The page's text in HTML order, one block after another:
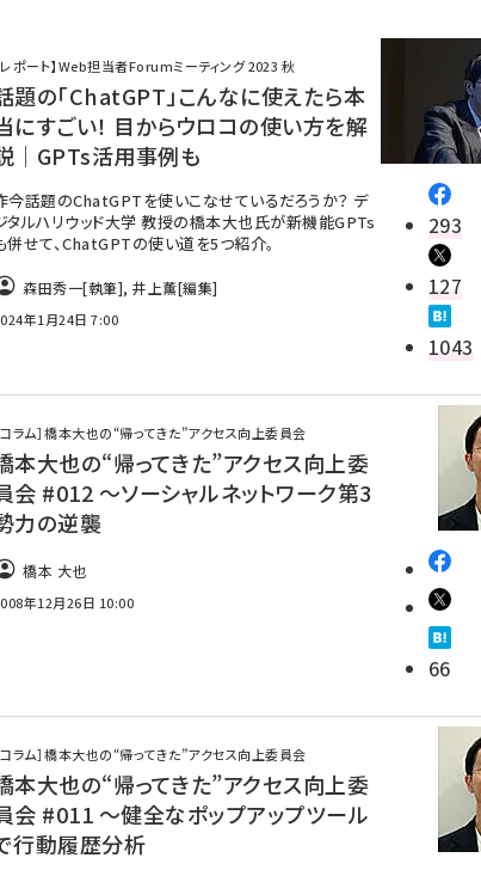
レポート】Web担当者Forumミーティング 2023 秋
題の「ChatGPT」こんなに使えたら本
にすごい！ 目からウロコの使い方を解
｜GPTs活用事例も
今話題のChatGPTを使いこなせているだろうか？ デ
タルハリウッド大学 教授の橋本大也氏が新機能GPTs
併せて、ChatGPTの使い道を5つ紹介。
森田秀一[執筆],井上薫[編集]
年1月24日 7:00
293
127
1043
コラム］橋本大也の“帰ってきた”アクセス向上委員会
本大也の“帰ってきた”アクセス向上委
会 #012 〜ソーシャルネットワーク第3
力の逆襲
橋本 大也
年12月26日 10:00
66
コラム］橋本大也の“帰ってきた”アクセス向上委員会
本大也の“帰ってきた”アクセス向上委
会 #011 ～健全なポップアップツール
行動履歴分析